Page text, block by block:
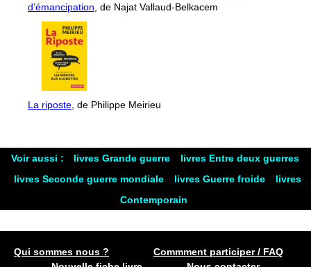
d’émancipation , de Najat Vallaud-Belkacem
La riposte , de Philippe Meirieu
Voir aussi : livres Grande guerre
livres Entre deux guerres
livres Seconde guerre mondiale
livres Guerre froide
livres
Contemporain
Qui sommes nous ?
Commment participer / FAQ